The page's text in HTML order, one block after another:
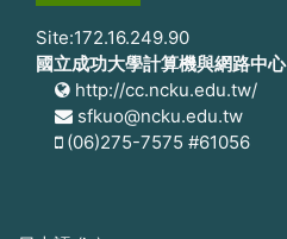
Site:172.16.249.90
國立成功大學計算機與網路中心
http://cc.ncku.edu.tw/
sfkuo@ncku.edu.tw
(06)275-7575 #61056